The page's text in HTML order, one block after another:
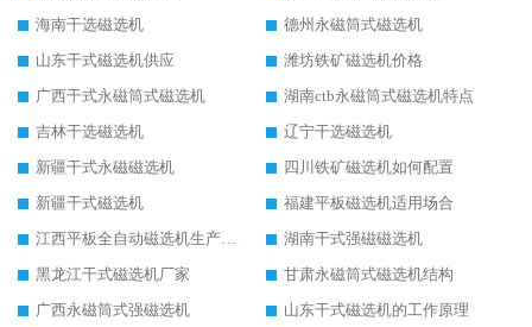
海南干选磁选机
德州永磁筒式磁选机
山东干式磁选机供应
潍坊铁矿磁选机价格
广西干式永磁筒式磁选机
湖南ctb永磁筒式磁选机特点
吉林干选磁选机
辽宁干选磁选机
新疆干式永磁磁选机
四川铁矿磁选机如何配置
新疆干式磁选机
福建平板磁选机适用场合
江西平板全自动磁选机生产厂家
湖南干式强磁磁选机
黑龙江干式磁选机厂家
甘肃永磁筒式磁选机结构
广西永磁筒式强磁选机
山东干式磁选机的工作原理